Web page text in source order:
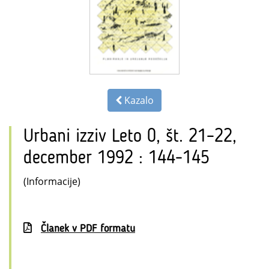
Kazalo
Urbani izziv Leto 0, št. 21–22,
december 1992 : 144-145
(Informacije)
Članek v PDF formatu